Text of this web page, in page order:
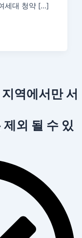
세대 청약 […]
역에서만 서
외 될 수 있